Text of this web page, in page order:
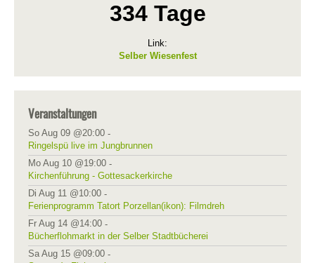
334 Tage
Link:
Selber Wiesenfest
Veranstaltungen
So Aug 09 @20:00 -
Ringelspü live im Jungbrunnen
Mo Aug 10 @19:00 -
Kirchenführung - Gottesackerkirche
Di Aug 11 @10:00 -
Ferienprogramm Tatort Porzellan(ikon): Filmdreh
Fr Aug 14 @14:00 -
Bücherflohmarkt in der Selber Stadtbücherei
Sa Aug 15 @09:00 -